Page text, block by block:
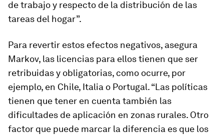
de trabajo y respecto de la distribución de las
tareas del hogar”.
Para revertir estos efectos negativos, asegura
Markov, las licencias para ellos tienen que ser
retribuidas y obligatorias, como ocurre, por
ejemplo, en Chile, Italia o Portugal. “Las políticas
tienen que tener en cuenta también las
dificultades de aplicación en zonas rurales. Otro
factor que puede marcar la diferencia es que los